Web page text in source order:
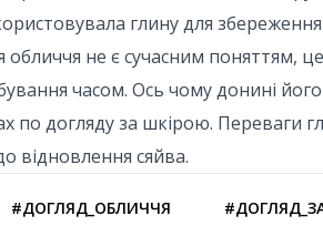
глину для
обличчя не є сучасним поняттям,
часом. Ось чому донині
по догляду за шкірою. Переваги
відновлення сяйва.
#ДОГЛЯД_ОБЛИЧЧЯ